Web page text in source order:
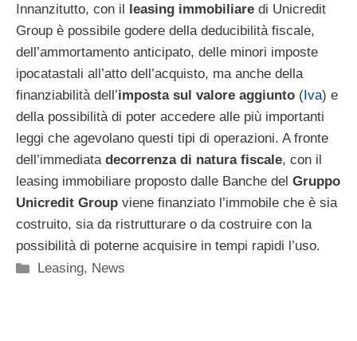
Innanzitutto, con il
leasing immobiliare di Unicredit
Group è possibile godere della deducibilità fiscale,
dell’ammortamento anticipato, delle minori imposte
ipocatastali all’atto dell’acquisto, ma anche della
finanziabilità dell’imposta sul valore aggiunto ( Iva) e
della possibilità di poter accedere alle più importanti
leggi che agevolano questi tipi di operazioni. A fronte
dell’immediata decorrenza di natura fiscale, con il
leasing immobiliare proposto dalle Banche del Gruppo
Unicredit Group viene finanziato l’immobile che è sia
costruito, sia da ristrutturare o da costruire con la
possibilità di poterne acquisire in tempi rapidi l’uso.
Categorie
Leasing, News